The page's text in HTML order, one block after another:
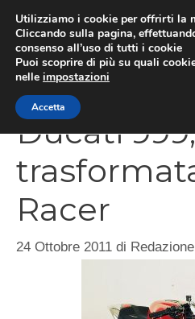
contenuto
Ducati 999,
Racer
24 Ottobre 2011 di Redazione
Utilizziamo i cookie per offrirti la
Cliccando sulla pagina,
consenso all’uso di tutti i cookie
Puoi scoprire di più su quali
nelle impostazioni
Accetta